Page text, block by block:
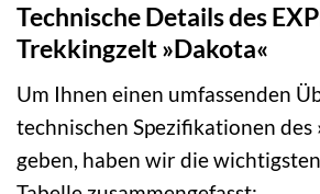
Technische Details des
Trekkingzelt »Dakota«
Um Ihnen einen umfassenden
technischen Spezifikationen des
geben, haben wir die